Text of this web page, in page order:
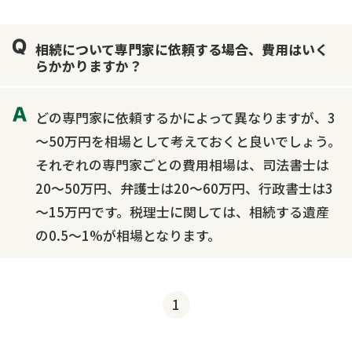
相続について専門家に依頼する場合、費用はいく
らかかりますか？
どの専門家に依頼するかによって異なりますが、3
～50万円を相場として考えておくと良いでしょう。
それぞれの専門家ごとの費用相場は、司法書士は
20～50万円、弁護士は20～60万円、行政書士は3
～15万円です。税理士に関しては、相続する遺産
の0.5～1%が相場となります。
1